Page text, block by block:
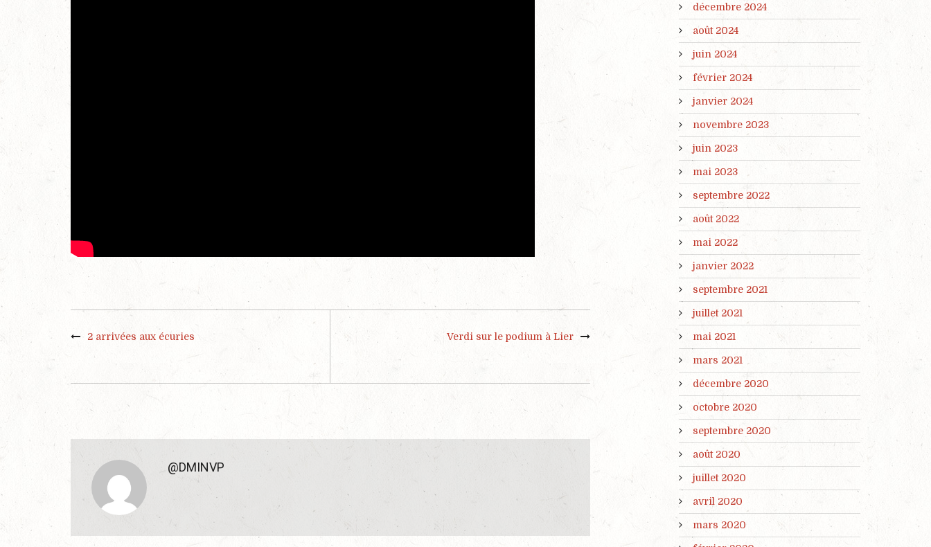
2 arrivées aux écuries Verdi sur le podium à Lier
@DMINVP
décembre 2024
août 2024
juin 2024
février 2024
janvier 2024
novembre 2023
juin 2023
mai 2023
septembre 2022
août 2022
mai 2022
janvier 2022
septembre 2021
juillet 2021
mai 2021
mars 2021
décembre 2020
octobre 2020
septembre 2020
août 2020
juillet 2020
avril 2020
mars 2020